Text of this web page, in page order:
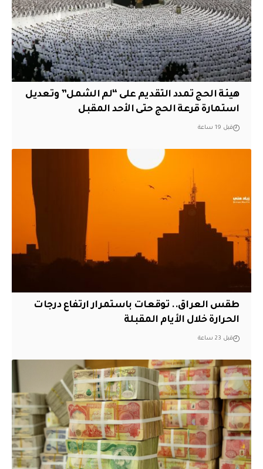
هيئة الحج تمدد التقديم على “لم الشمل” وتعديل
استمارة قرعة الحج حتى الأحد المقبل
قبل 19 ساعة
طقس العراق.. توقعات باستمرار ارتفاع درجات
الحرارة خلال الأيام المقبلة
قبل 23 ساعة